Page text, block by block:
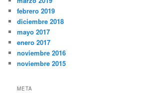
febrero 2019
diciembre 2018
mayo 2017
enero 2017
noviembre 2016
noviembre 2015
META